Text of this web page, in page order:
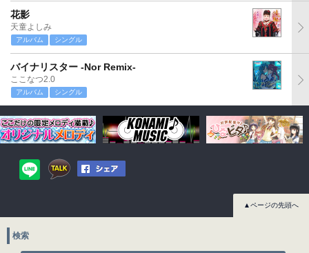
花影
天童よしみ
アルバム シングル
バイナリスター -Nor Remix-
ここなつ2.0
アルバム シングル
▲ページの先頭へ
検索